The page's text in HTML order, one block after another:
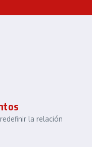
la relación